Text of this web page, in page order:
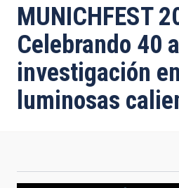
de
ayuda
a
la
navegación
MUNICHFEST
Celebrando 40
investigación
luminosas